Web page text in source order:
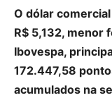
O dólar
R$ 5,132, menor
Ibovespa,
172.447,58
acumulados na